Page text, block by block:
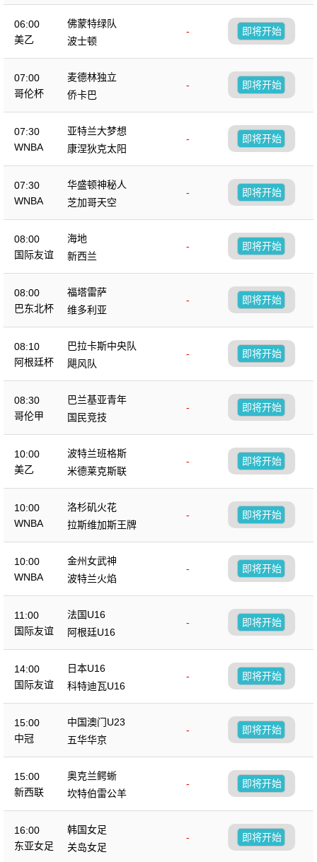
06:00
美乙
佛蒙特绿队
-
波士顿
即将开始
07:00
哥伦杯
麦德林独立
-
侨卡巴
即将开始
07:30
WNBA
亚特兰大梦想
-
康涅狄克太阳
即将开始
07:30
WNBA
华盛顿神秘人
-
芝加哥天空
即将开始
08:00
国际友谊
海地
-
新西兰
即将开始
08:00
巴东北杯
福塔雷萨
-
维多利亚
即将开始
08:10
阿根廷杯
巴拉卡斯中央队
-
飓风队
即将开始
08:30
哥伦甲
巴兰基亚青年
-
国民竞技
即将开始
10:00
美乙
波特兰班格斯
-
米德莱克斯联
即将开始
10:00
WNBA
洛杉矶火花
-
拉斯维加斯王牌
即将开始
10:00
WNBA
金州女武神
-
波特兰火焰
即将开始
11:00
国际友谊
法国U16
-
阿根廷U16
即将开始
14:00
国际友谊
日本U16
-
科特迪瓦U16
即将开始
15:00
中冠
中国澳门U23
-
五华华京
即将开始
15:00
新西联
奥克兰鳄蜥
-
坎特伯雷公羊
即将开始
16:00
东亚女足
韩国女足
-
关岛女足
即将开始